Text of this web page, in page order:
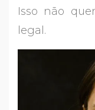
Isso não
legal.